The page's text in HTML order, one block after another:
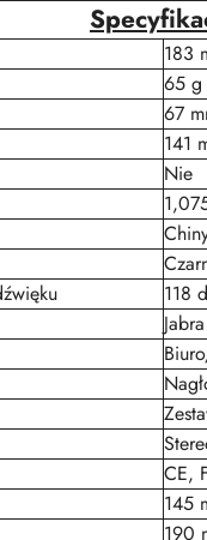
183
65 g
67
141
Nie
118
CE,
145
190